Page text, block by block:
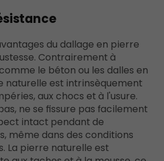
du dallage en pierre
Contrairement à
le béton ou les dalles en
naturelle est intrinsèquement
aux chocs et à l'usure.
ne se fissure pas facilement
intact pendant de
même dans des conditions
La pierre naturelle est